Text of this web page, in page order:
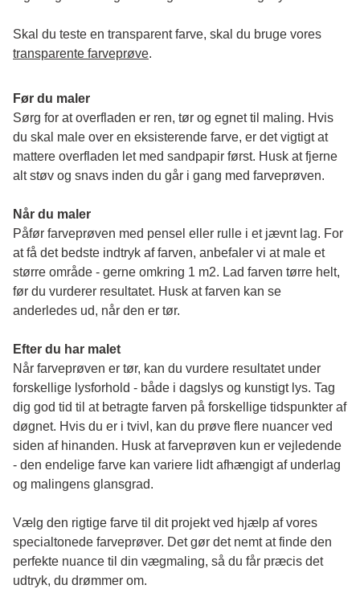
transparente farveprøve.
Før du maler
Sørg for at overfladen er ren, tør og egnet til maling. Hvis
du skal male over en eksisterende farve, er det vigtigt at
mattere overfladen let med sandpapir først. Husk at fjerne
alt støv og snavs inden du går i gang med farveprøven.
Når du maler
Påfør farveprøven med pensel eller rulle i et jævnt lag. For
at få det bedste indtryk af farven, anbefaler vi at male et
større område - gerne omkring 1 m2. Lad farven tørre helt,
før du vurderer resultatet. Husk at farven kan se
anderledes ud, når den er tør.
Efter du har malet
Når farveprøven er tør, kan du vurdere resultatet under
forskellige lysforhold - både i dagslys og kunstigt lys. Tag
dig god tid til at betragte farven på forskellige tidspunkter af
døgnet. Hvis du er i tvivl, kan du prøve flere nuancer ved
siden af hinanden. Husk at farveprøven kun er vejledende
- den endelige farve kan variere lidt afhængigt af underlag
og malingens glansgrad.
Vælg den rigtige farve til dit projekt ved hjælp af vores
specialtonede farveprøver. Det gør det nemt at finde den
perfekte nuance til din vægmaling, så du får præcis det
udtryk, du drømmer om.